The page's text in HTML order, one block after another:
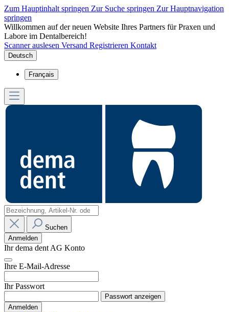
Zum Hauptinhalt springen Zur Suche springen Zur Hauptnavigation
springen
Willkommen auf der neuen Website Ihres Partners für Praxen und
Labore im Dentalbereich!
Scanner auslesen Versand Registrieren Kontakt
Deutsch
Français
Suchen
Anmelden
Ihr dema dent AG Konto
Ihre E-Mail-Adresse
Ihr Passwort
Passwort anzeigen
Anmelden